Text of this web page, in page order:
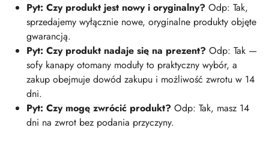
Pyt: Czy produkt jest nowy i oryginalny? Odp: Tak,
sprzedajemy wyłącznie nowe, oryginalne produkty objęte
gwarancją.
Pyt: Czy produkt nadaje się na prezent? Odp: Tak —
sofy kanapy otomany moduły to praktyczny wybór, a
zakup obejmuje dowód zakupu i możliwość zwrotu w 14
dni.
Pyt: Czy mogę zwrócić produkt? Odp: Tak, masz 14
dni na zwrot bez podania przyczyny.